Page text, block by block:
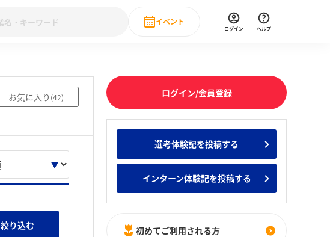
みんなの新卒就職人気企業ランキング みんなのインターン人気企業ランキ
28卒 IT・DX現場社員インタビュー
イベント
直近のイベント一覧
ログイン ヘルプ
お気に入り (42)
絞り込む
ログイン/会員登録
選考体験記を投稿する
インターン体験記を投稿する
初めてご利用される方